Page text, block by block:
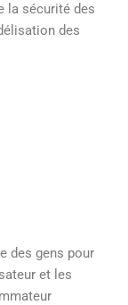
la sécurité des
des
des gens pour
et les